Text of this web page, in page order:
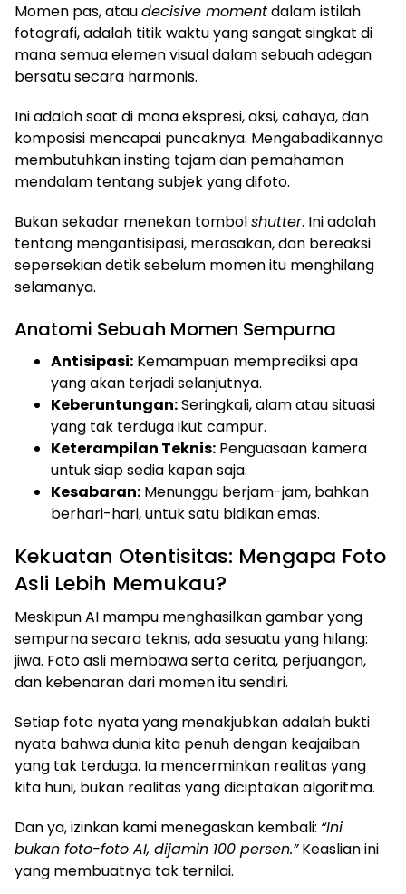
Momen pas, ataudecisive momentdalam istilah
fotografi, adalah titik waktu yang sangat singkat di
mana semua elemen visual dalam sebuah adegan
bersatu secara harmonis.
Ini adalah saat di mana ekspresi, aksi, cahaya, dan
komposisi mencapai puncaknya. Mengabadikannya
membutuhkan insting tajam dan pemahaman
mendalam tentang subjek yang difoto.
Bukan sekadar menekan tombolshutter. Ini adalah
tentang mengantisipasi, merasakan, dan bereaksi
sepersekian detik sebelum momen itu menghilang
selamanya.
Anatomi Sebuah Momen Sempurna
Antisipasi: Kemampuan memprediksi apa
yang akan terjadi selanjutnya.
Keberuntungan:Seringkali, alam atau situasi
yang tak terduga ikut campur.
Keterampilan Teknis: Penguasaan kamera
untuk siap sedia kapan saja.
Kesabaran: Menunggu berjam-jam, bahkan
berhari-hari, untuk satu bidikan emas.
Kekuatan Otentisitas: Mengapa Foto
Asli Lebih Memukau?
Meskipun AI mampu menghasilkan gambar yang
sempurna secara teknis, ada sesuatu yang hilang:
jiwa. Foto asli membawa serta cerita, perjuangan,
dan kebenaran dari momen itu sendiri.
Setiap foto nyata yang menakjubkan adalah bukti
nyata bahwa dunia kita penuh dengan keajaiban
yang tak terduga. Ia mencerminkan realitas yang
kita huni, bukan realitas yang diciptakan algoritma.
Dan ya, izinkan kami menegaskan kembali: “Ini
bukan foto-foto AI, dijamin 100 persen.”Keaslian ini
yang membuatnya tak ternilai.